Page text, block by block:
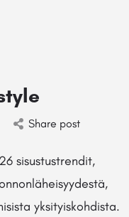
Share post
sisustustrendit,
yksityiskohdista.